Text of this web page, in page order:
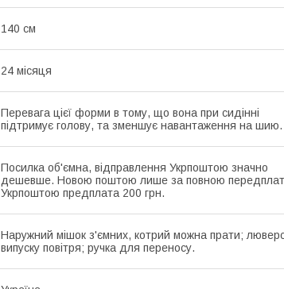
140 см
24 місяця
Перевага цієї форми в тому, що вона при сидінні
підтримує голову, та зменшує навантаження на шию.
Посилка об'ємна, відправлення Укрпоштою значно
дешевше. Новою поштою лише за повною
Укрпоштою предплата 200 грн.
Наружний мішок з'ємних, котрий можна прати;
випуску повітря; ручка для переносу.